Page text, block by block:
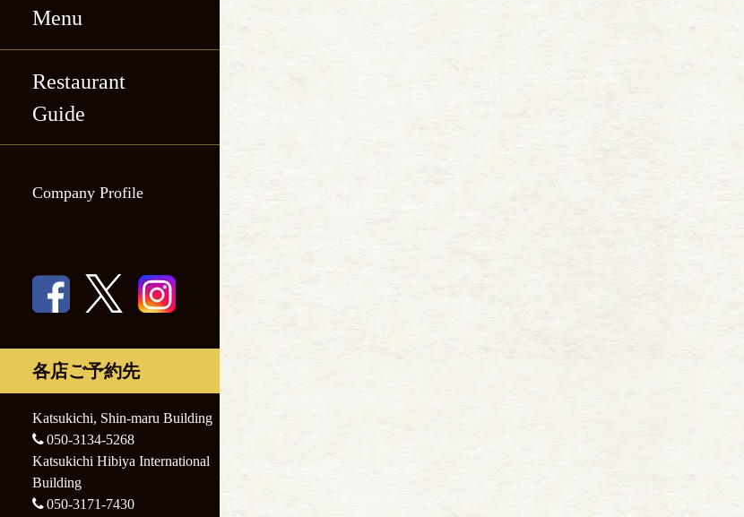
Menu
Katsukichi, Shin-
maru Building
Katsukichi Hibiya
International
Nihonbashi
Takashimaya S.C.
Restaurant
Guide
Katsukichi, Shin-
maru Building
International
Katsukichi
Takashimaya S.C.
Company Profile
各店ご予約先
Katsukichi, Shin-maru Building
050-3134-5268
Katsukichi Hibiya International
Building
050-3171-7430